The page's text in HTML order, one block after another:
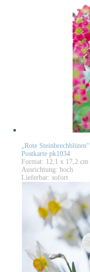
„Rote Steinbrechblüten“
Postkarte pk1034
Format: 12,1 x 17,2 cm
Ausrichtung: hoch
Lieferbar: sofort